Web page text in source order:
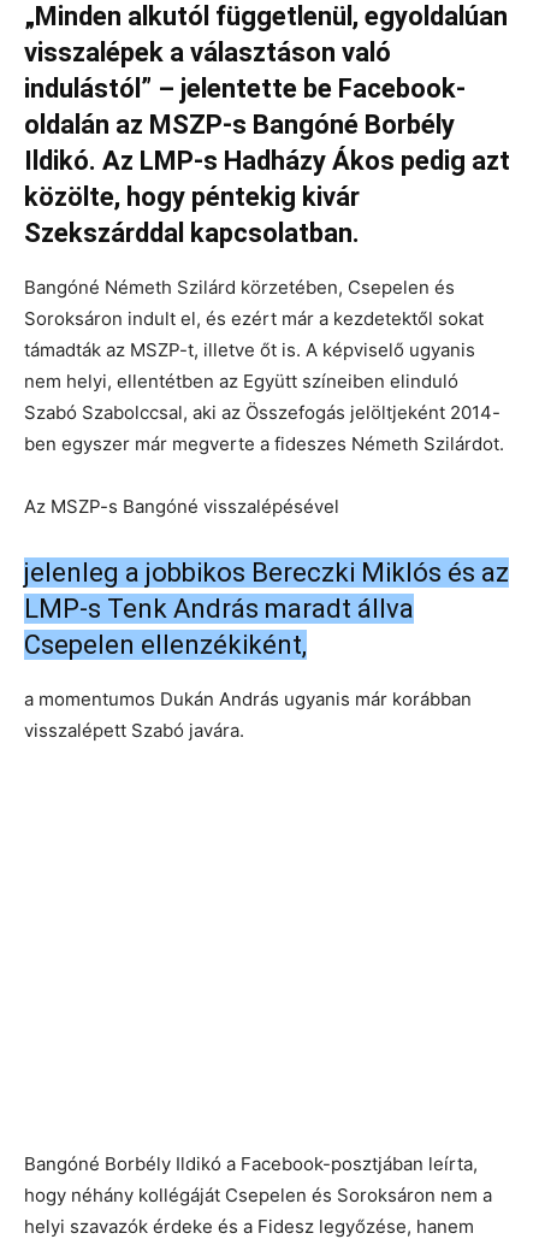
„Minden alkutól függetlenül, egyoldalúan
visszalépek a választáson való
indulástól” – jelentette be Facebook-
oldalán az MSZP-s Bangóné Borbély
Ildikó. Az LMP-s Hadházy Ákos pedig azt
közölte, hogy péntekig kivár
Szekszárddal kapcsolatban.
Bangóné Németh Szilárd körzetében, Csepelen és
Soroksáron indult el, és ezért már a kezdetektől sokat
támadták az MSZP-t, illetve őt is. A képviselő ugyanis
nem helyi, ellentétben az Együtt színeiben elinduló
Szabó Szabolccsal, aki az Összefogás jelöltjeként 2014-
ben egyszer már megverte a fideszes Németh Szilárdot.
Az MSZP-s Bangóné visszalépésével
jelenleg a jobbikos Bereczki Miklós és az
LMP-s Tenk András maradt állva
Csepelen ellenzékiként,
a momentumos Dukán András ugyanis már korábban
visszalépett Szabó javára.
Bangóné Borbély Ildikó a Facebook-posztjában leírta,
hogy néhány kollégáját Csepelen és Soroksáron nem a
helyi szavazók érdeke és a Fidesz legyőzése, hanem